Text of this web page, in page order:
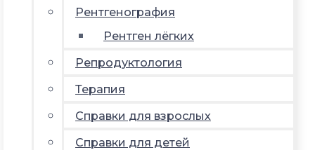
Рентгенография
Рентген лёгких
Репродуктология
Терапия
Справки для взрослых
Справки для детей